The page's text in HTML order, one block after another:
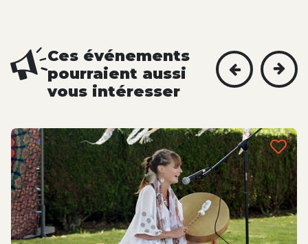
Ces événements
pourraient aussi
vous intéresser